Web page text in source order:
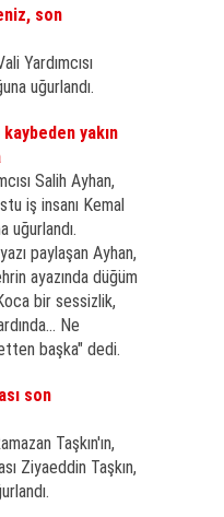
son
Yardımcısı
uğurlandı.
kaybeden yakın
Salih Ayhan,
iş insanı Kemal
uğurlandı.
paylaşan Ayhan,
ayazında düğüm
bir sessizlik,
Ne
başka" dedi.
son
Taşkın'ın,
Ziyaeddin Taşkın,